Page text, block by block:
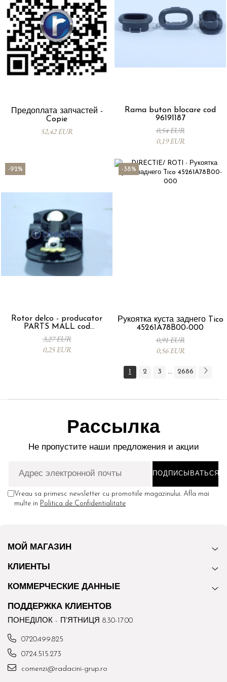
Предоплата запчастей -
Copie
52,42 EUR
Rama buton blocare cod
96191187
0,54 EUR
0,19 EUR
-92%
Rotor delco - producator
PARTS MALL cod
33310A78B00-000
3,27 EUR
0,25 EUR
-38%
Рукоятка куста заднего Tico
45261A78B00-000
0,91 EUR
0,56 EUR
1 2 3 ... 2686
Рассылка
Не пропустите наши предложения и акции
Vreau sa primesc newsletter cu promotiile magazinului. Afla mai
multe in Politica de Confidentialitate
МОЙ МАГАЗИН
КЛИЕНТЫ
КОММЕРЧЕСКИЕ ДАННЫЕ
ПОДДЕРЖКА КЛИЕНТОВ
ПОНЕДІЛОК - П'ЯТНИЦЯ 8.30-17.00
0720.499.825
0724.515.273
comenzi@radacini-grup.ro